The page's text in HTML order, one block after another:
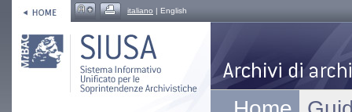
italiano | English